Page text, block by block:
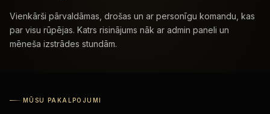
Vienkārši pārvaldāmas, drošas un ar personīgu komandu, kas
par visu rūpējas. Katrs risinājums nāk ar admin paneli un
mēneša izstrādes stundām.
MŪSU PAKALPOJUMI